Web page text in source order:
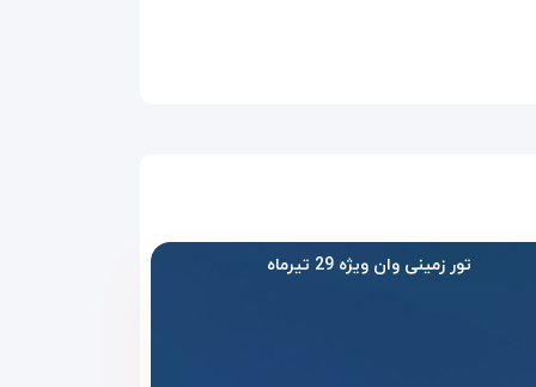
تور زمینی وان ویژه 29 تیرماه